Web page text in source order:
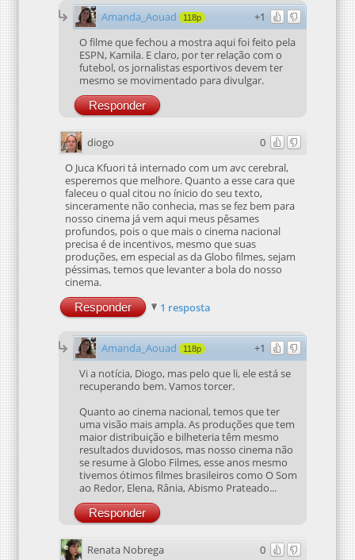
+1
Amanda_Aouad 118p
O filme que fechou a mostra aqui foi feito pela
ESPN, Kamila. E claro, por ter relação com o
futebol, os jornalistas esportivos devem ter
mesmo se movimentado para divulgar.
Responder
0
diogo
O Juca Kfuori tá internado com um avc cerebral,
esperemos que melhore. Quanto a esse cara que
faleceu o qual citou no ínicio do seu texto,
sinceramente não conhecia, mas se fez bem para
nosso cinema já vem aqui meus pêsames
profundos, pois o que mais o cinema nacional
precisa é de incentivos, mesmo que suas
produções, em especial as da Globo filmes, sejam
péssimas, temos que levanter a bola do nosso
cinema.
Responder 1 resposta
+1
Amanda_Aouad 118p
Vi a notícia, Diogo, mas pelo que li, ele está se
recuperando bem. Vamos torcer.
Quanto ao cinema nacional, temos que ter
uma visão mais ampla. As produções que tem
maior distribuição e bilheteria têm mesmo
resultados duvidosos, mas nosso cinema não
se resume à Globo Filmes, esse anos mesmo
tivemos ótimos filmes brasileiros como O Som
ao Redor, Elena, Rânia, Abismo Prateado...
Responder
0
Renata Nobrega